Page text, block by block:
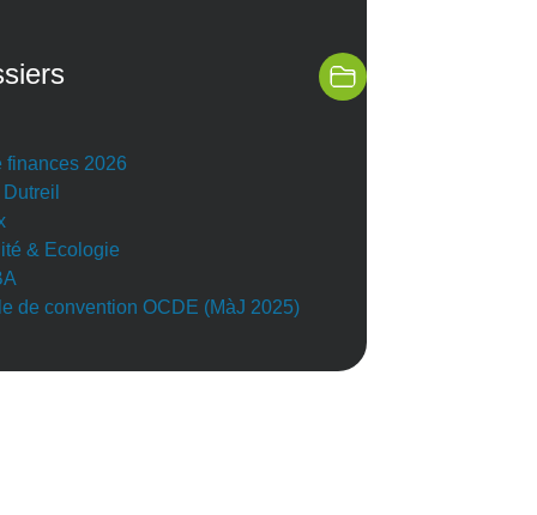
finances 2026
& Ecologie
de convention OCDE (MàJ 2025)